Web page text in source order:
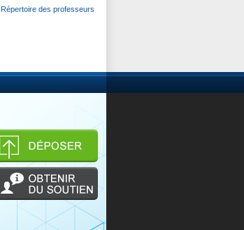
Répertoire des professeurs